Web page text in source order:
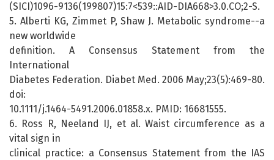
(SICI)1096-9136(199807)15:7<539::AID-DIA668>3.0.CO;2-S.
5. Alberti KG, Zimmet P, Shaw J. Metabolic syndrome--a
new worldwide
definition. A Consensus Statement from the
International
Diabetes Federation. Diabet Med. 2006 May;23(5):469-80.
doi:
10.1111/j.1464-5491.2006.01858.x. PMID: 16681555.
6. Ross R, Neeland IJ, et al. Waist circumference as a
vital sign in
clinical practice: a Consensus Statement from the IAS